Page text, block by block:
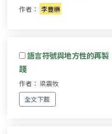
作者： 李豐楙
語言符號與地方性的再
踐
作者： 梁震牧
全文下載